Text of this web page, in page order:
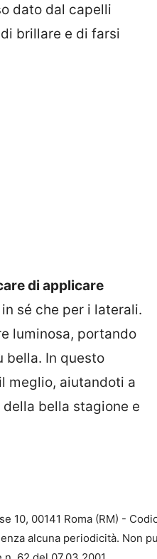
dato dal capelli
brillare e di farsi
di applicare
sé che per i laterali.
luminosa, portando
bella. In questo
meglio, aiutandoti a
bella stagione e
00141 Roma (RM) -
alcuna periodicità. Non